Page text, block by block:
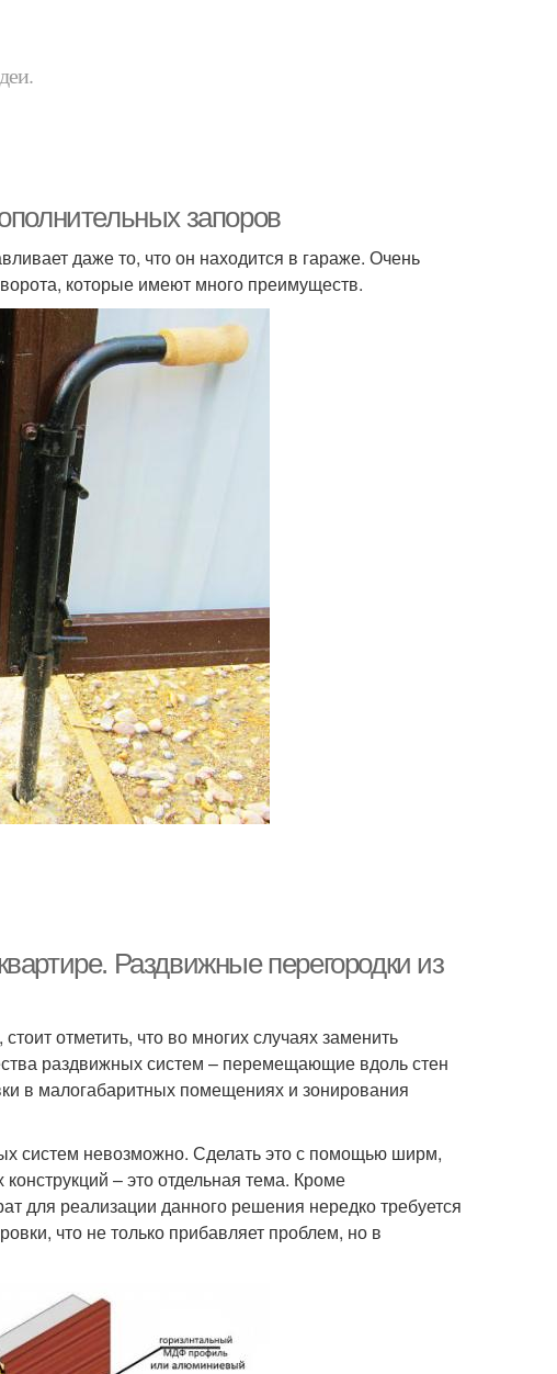
запоров
даже то, что он находится в гараже. Очень
которые имеют много преимуществ.
Раздвижные перегородки из
отметить, что во многих случаях заменить
раздвижных систем – перемещающие вдоль стен
в малогабаритных помещениях и зонирования
систем невозможно. Сделать это с помощью ширм,
– это отдельная тема. Кроме
для реализации данного решения нередко требуется
что не только прибавляет проблем, но в